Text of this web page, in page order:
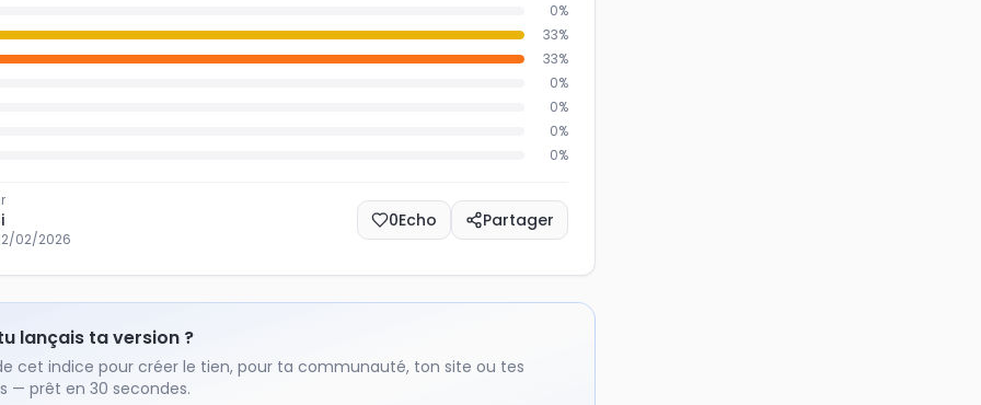
0%
33%
33%
0%
0%
0%
0%
02/2026
0Echo Partager
lançais ta version ?
cet indice pour créer le tien, pour ta communauté, ton site ou tes
— prêt en 30 secondes.